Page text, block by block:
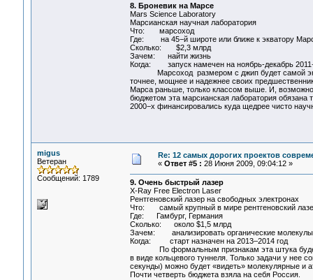
8. Броневик на Марсе
Mars Science Laboratory
Марсианская научная лаборатория
Что: марсоход
Где: на 45−й широте или ближе к экватору
Сколько: $2,3 млрд
Зачем: найти жизнь
Когда: запуск намечен на ноябрь-декабрь
Марсоход размером с джип будет самой
точнее, мощнее и надежнее своих
Марса раньше, только классом выше. И,
бюджетом эта марсианская лаборатория
2000−х финансировались куда щедрее чисто
migus
Ветеран
Сообщений: 1789
Re: 12 самых дорогих проектов
« Ответ #5 : 28 Июня 2009, 09:04:12 »
9. Очень быстрый лазер
X-Ray Free Electron Laser
Рентгеновский лазер на свободных электронах
Что: самый крупный в мире рентгеновский
Где: Гамбург, Германия
Сколько: около $1,5 млрд
Зачем: анализировать органические молекулы
Когда: старт назначен на 2013–2014 год
По формальным признакам эта штука будет
в виде кольцевого туннеля. Только задачи у
секунды) можно будет «видеть» молекулярные и
Почти четверть бюджета взяла на себя Россия.